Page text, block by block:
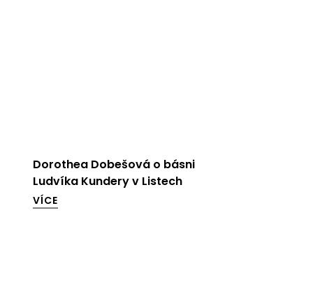
Dorothea Dobešová o básni
Ludvíka Kundery v Listech
VÍCE